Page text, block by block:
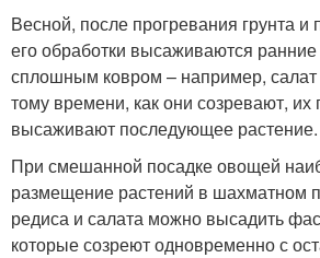
Весной, после прогревания грунта и
его обработки высаживаются ранние
сплошным ковром – например, салат
тому времени, как они созревают,
высаживают последующее растение.
При смешанной посадке овощей
размещение растений в шахматном
редиса и салата можно высадить
которые созреют одновременно с